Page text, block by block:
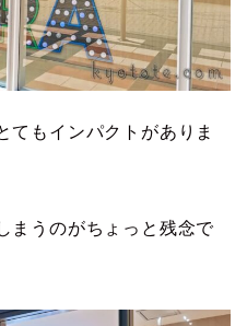
てもインパクトがありま
まうのがちょっと残念で